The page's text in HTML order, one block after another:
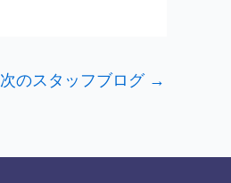
次のスタッフブログ →